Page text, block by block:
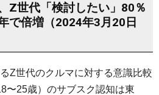
Z世代「検討したい」80％
で倍増（2024年3月20日
Z世代のクルマに対する意識比較
〜25歳）のサブスク認知は東